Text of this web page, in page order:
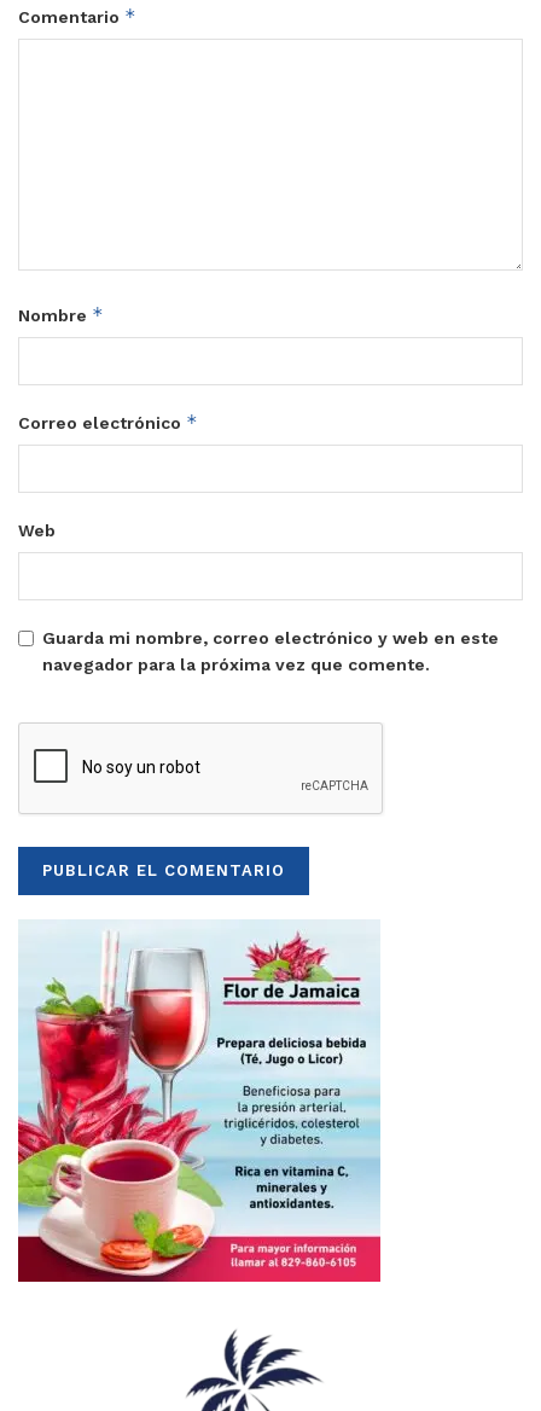
Comentario *
Nombre *
Correo electrónico *
Web
Guarda mi nombre, correo electrónico y web en este
navegador para la próxima vez que comente.